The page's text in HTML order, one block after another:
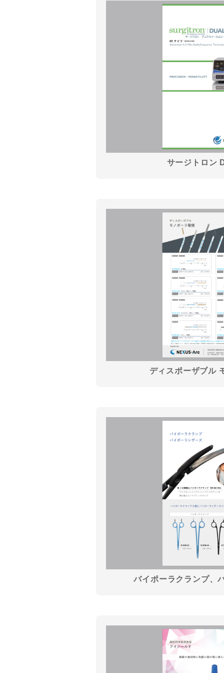
サージトロン
ディスポーザブル
バイポーラクランプ、